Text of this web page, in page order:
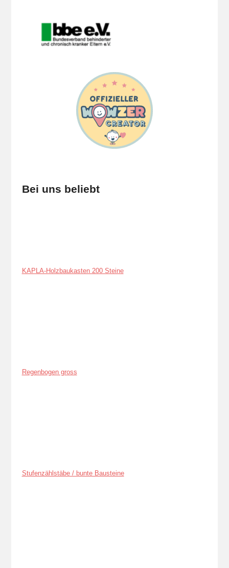
Bei uns beliebt
KAPLA-Holzbaukasten 200 Steine
Regenbogen gross
Stufenzählstäbe / bunte Bausteine